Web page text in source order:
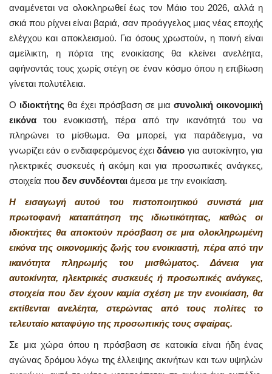
αναμένεται να ολοκληρωθεί έως τον Μάιο του 2026, αλλά η
σκιά που ρίχνει είναι βαριά, σαν προάγγελος μιας νέας εποχής
ελέγχου και αποκλεισμού. Για όσους χρωστούν, η ποινή είναι
αμείλικτη, η πόρτα της ενοικίασης θα κλείνει ανελέητα,
αφήνοντάς τους χωρίς στέγη σε έναν κόσμο όπου η επιβίωση
γίνεται πολυτέλεια.
Ο ιδιοκτήτης θα έχει πρόσβαση σε μια συνολική οικονομική
εικόνα του ενοικιαστή, πέρα από την ικανότητά του να
πληρώνει το μίσθωμα. Θα μπορεί, για παράδειγμα, να
γνωρίζει εάν ο ενδιαφερόμενος έχειδάνειο για αυτοκίνητο, για
ηλεκτρικές συσκευές ή ακόμη και για προσωπικές ανάγκες,
στοιχεία που δεν συνδέονται άμεσα με την ενοικίαση.
Η εισαγωγή αυτού του πιστοποιητικού συνιστά μια
πρωτοφανή καταπάτηση της ιδιωτικότητας, καθώς οι
ιδιοκτήτες θα αποκτούν πρόσβαση σε μια ολοκληρωμένη
εικόνα της οικονομικής ζωής του ενοικιαστή, πέρα από την
ικανότητα πληρωμής του μισθώματος. Δάνεια για
αυτοκίνητα, ηλεκτρικές συσκευές ή προσωπικές ανάγκες,
στοιχεία που δεν έχουν καμία σχέση με την ενοικίαση, θα
εκτίθενται ανελέητα, στερώντας από τους πολίτες το
τελευταίο καταφύγιο της προσωπικής τους σφαίρας.
Σε μια χώρα όπου η πρόσβαση σε κατοικία είναι ήδη ένας
αγώνας δρόμου λόγω της έλλειψης ακινήτων και των υψηλών